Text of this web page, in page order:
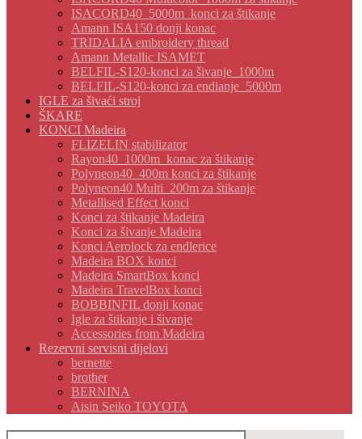
ISACORD40_5000m_konci za štikanje
Amann ISA150 donji konac
TRIDALIA embroidery thread
Amann Metallic ISAMET
BELFIL-S120-konci za šivanje_1000m
BELFIL-S120-konci za endlanje_5000m
IGLE za šivaći stroj
ŠKARE
KONCI Madeira
FLIZELIN stabilizator
Rayon40_1000m_konac za štikanje
Polyneon40_400m konci za štikanje
Polyneon40 Multi_200m za štikanje
Metallised Effect konci
Konci za štikanje Madeira
Konci za šivanje Madeira
Konci Aerolock za endlerice
Madeira BOX konci
Madeira SmartBox konci
Madeira TravelBox konci
BOBBINFIL donji konac
Igle za štikanje i šivanje
Accessories from Madeira
Rezervni servisni dijelovi
bernette
brother
BERNINA
Aisin Seiko TOYOTA